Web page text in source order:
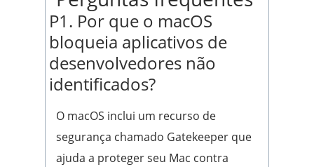
P1. Por que o macOS
bloqueia aplicativos de
desenvolvedores não
identificados?
O macOS inclui um recurso de
segurança chamado Gatekeeper que
ajuda a proteger seu Mac contra